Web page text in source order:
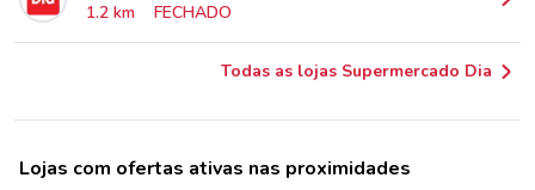
1.2 km
FECHADO
Todas as lojas Supermercado Dia
Lojas com ofertas ativas nas proximidades